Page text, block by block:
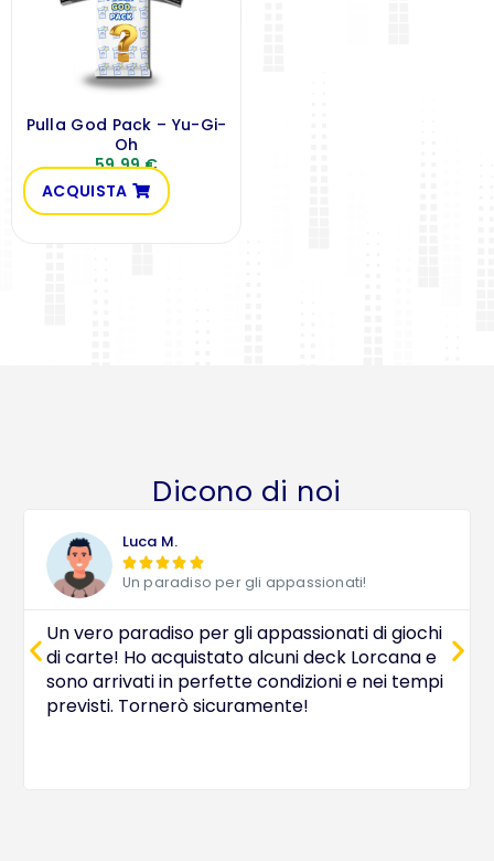
Pulla God Pack – Yu-Gi-
Oh
59,99€
ACQUISTA
Dicono di noi
Luca M.
 
Un paradiso per gli appassionati!
Un vero paradiso per gli appassionati di giochi
di carte! Ho acquistato alcuni deck Lorcana e
sono arrivati in perfette condizioni e nei tempi
previsti. Tornerò sicuramente!